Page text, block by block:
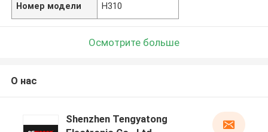
Номер модели H310
Осмотрите больше
О нас
Shenzhen Tengyatong